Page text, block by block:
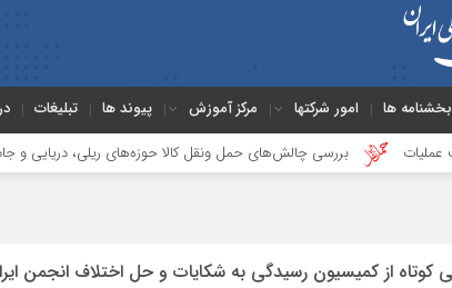
بخشنامه ها امور شرکتها مرکز آموزش پیوند ها تبلیغات
بررسی چالش‌های حمل ونقل کالا حوزه‌های ریلی، دریایی و جاده‌ای
کوتاه از کمیسیون رسیدگی به شکایات و حل اختلاف انجمن